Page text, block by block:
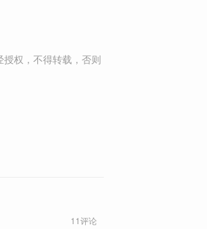
权，不得转载，否则
11评论